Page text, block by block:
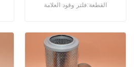
القطعة:فلتر وقود العلامة